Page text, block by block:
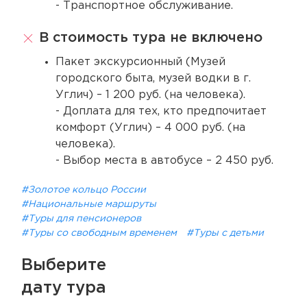
- Транспортное обслуживание.
В стоимость тура не включено
Пакет экскурсионный (Музей
городского быта, музей водки в г.
Углич) – 1 200 руб. (на человека).
- Доплата для тех, кто предпочитает
комфорт (Углич) – 4 000 руб. (на
человека).
- Выбор места в автобусе – 2 450 руб.
#Золотое кольцо России
#Национальные маршруты
#Туры для пенсионеров
#Туры со свободным временем
#Туры с детьми
Выберите
дату тура